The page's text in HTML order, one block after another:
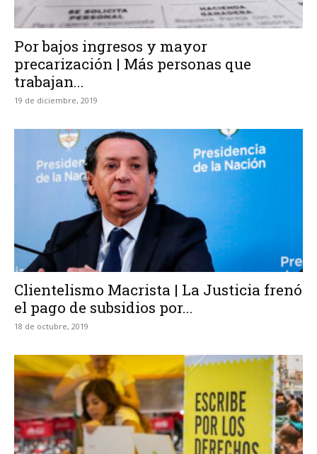
Por bajos ingresos y mayor
precarización | Más personas que
trabajan...
19 de diciembre, 2019
Clientelismo Macrista | La Justicia frenó
el pago de subsidios por...
18 de octubre, 2019